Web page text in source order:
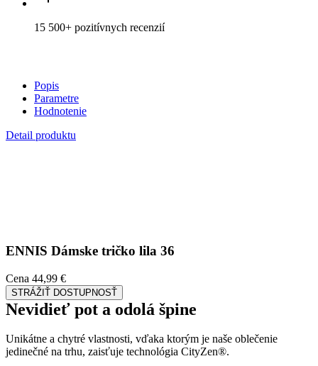
15 500+ pozitívnych recenzií
Popis
Parametre
Hodnotenie
Detail produktu
ENNIS Dámske tričko lila 36
Cena 44,99 €
STRÁŽIŤ DOSTUPNOSŤ
Nevidieť pot a odolá špine
Unikátne a chytré vlastnosti, vďaka ktorým je naše oblečenie
jedinečné na trhu, zaisťuje technológia CityZen®.